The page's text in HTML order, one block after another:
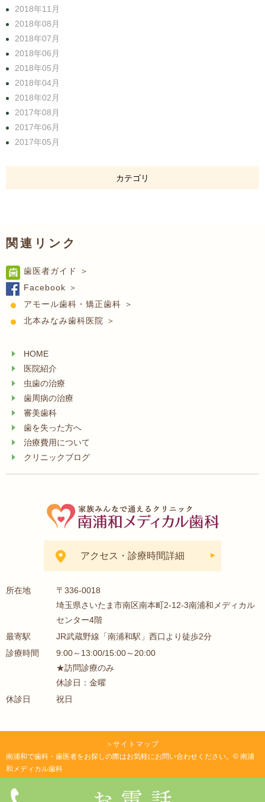
2018年11月
2018年08月
2018年07月
2018年06月
2018年05月
2018年04月
2018年02月
2017年08月
2017年06月
2017年05月
カテゴリ
関連リンク
歯医者ガイド ＞
Facebook ＞
アモール歯科・矯正歯科 ＞
北本みなみ歯科医院 ＞
HOME
医院紹介
虫歯の治療
歯周病の治療
審美歯科
歯を失った方へ
治療費用について
クリニックブログ
アクセス・診療時間詳細
所在地
〒336-0018
埼玉県さいたま市南区南本町2-12-3南浦和メディカル
センター4階
最寄駅
JR武蔵野線「南浦和駅」西口より徒歩2分
診療時間
9:00～13:00/15:00～20:00
★訪問診療のみ
休診日：金曜
休診日
祝日
＞ サイトマップ
南浦和で歯科・歯医者をお探しの際はお気軽にお問い合わせください。© 南浦
和メディカル歯科